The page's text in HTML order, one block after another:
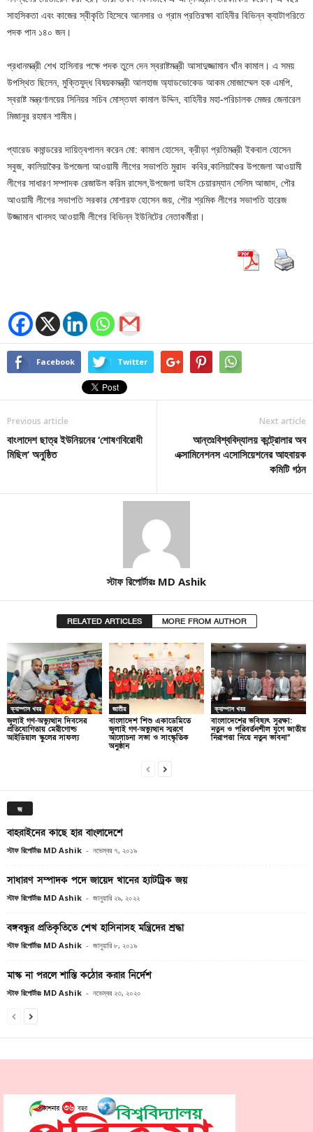
সাহসিকতা এবং কাজের স্বীকৃতি হিসেবে আনসার ও গ্রাম প্রতিরক্ষা বাহিনীর বিভিন্ন ক্যাটাগরিতে
পদক পান ১৪০ জন।
প্রধানমন্ত্রী শেখ হাসিনার পক্ষে পদক তুলে দেন স্বরাষ্টমন্ত্রী আসাদুজ্জামান খাঁন কামাল। এ সময়
উপস্থিত ছিলেন, মুক্তিযুদ্ধ বিষয়কমন্ত্রী আলহাজ অ্যাডভোকেড আকম মোজাম্মেল হক এমপি,
স্বরাষ্ট মন্ত্রণালয়ের সিনিয়র সচিব মোস্তফা কামাল উদ্দিন, বাহিনীর মহা-পরিচালক মেজর জেনারেল
মিজানুর রহমান শামীম।
প্যারেড কমান্ডরের দায়িত্বপালন করেন মো: কামাল হোসেন, ক্রীড়া প্রতিমন্ত্রী ইকবাল হোসেন
সবুজ, কালিয়াকৈর উপজেলা আওয়ামী লীগের সভাপতি মুরাদ কবির,কালিয়াকৈর উপজেলা আওয়ামী
লীগের সাধারণ সম্পাদক রেজাউল করিম রাসেল,উপজেলা ভাইস চেয়ারম্যান সেলিম আজাদ, পৌর
আওয়ামী লীগের সভাপতি সরকার মোশারফ হোসেন জয়, পৌর শ্রমিক লীগের সভাপতি হারেজ
উজ্জামান খানসহ আওয়ামী লীগের বিভিন্ন ইউনিটের নেতাকর্মীরা।
Facebook Twitter
Previous article
বাংলাদেশ ছাত্র ইউনিয়নের ‘শোষণবিরোধী
মিছিল’ অনুষ্ঠিত
Next article
আন্তঃবিশ্ববিদ্যালয় কন্ট্রোলার অব
এক্সামিনেশনস এসোসিয়েশনের আহবায়ক
কমিটি গঠন
স্টাফ রিপোর্টারঃ MD Ashik
RELATED ARTICLES MORE FROM AUTHOR
ক্যাম্পাস খবর
জুলাই গণ-অভ্যুত্থান দিবসের
প্রতিযোগিতায় মেরীগোল্ড
আইডিয়াল স্কুলের সাফল্য
জাতীয়
বাংলাদেশ শিশু একাডেমিতে
জুলাই গণ-অভ্যুত্থান স্মরণে
আলোচনা সভা ও সাংস্কৃতিক
অনুষ্ঠান
ক্যাম্পাস খবর
বাংলাদেশের ভবিষ্যৎ সুরক্ষা:
নতুন ও পরিবর্তনশীল যুগে জাতীয়
নিরাপত্তা নিয়ে নতুন ভাবনা”
জ
বাহরাইনের কাছে হার বাংলাদেশে
স্টাফ রিপোর্টারঃ MD Ashik - নভেম্বর ৭, ২০১৯
সাধারণ সম্পাদক পদে জায়েদ খানের হ্যাটট্রিক জয়
স্টাফ রিপোর্টারঃ MD Ashik - জানুয়ারি ২৯, ২০২২
বঙ্গবন্ধুর প্রতিকৃতিতে শেখ হাসিনাসহ মন্ত্রিদের শ্রদ্ধা
স্টাফ রিপোর্টারঃ MD Ashik - জানুয়ারি ৮, ২০১৯
মাস্ক না পরলে শাস্তি কঠোর করার নির্দেশ
স্টাফ রিপোর্টারঃ MD Ashik - নভেম্বর ২৩, ২০২০